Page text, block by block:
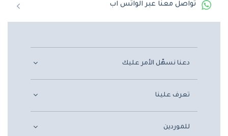
تواصل معنا عبر الواتس اب
دعنا نسهّل الأمر عليك
تعرف علينا
للموردين